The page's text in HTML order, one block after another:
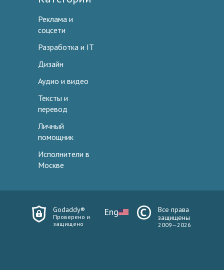
Реклама и
соцсети
Разработка и IT
Дизайн
Аудио и видео
Тексты и
перевод
Личный
помощник
Исполнители в
Москве
Godaddy®
Проверено и
защищено
Eng
Все права
защищены
2009—2026